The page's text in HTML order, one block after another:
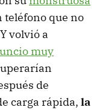
teléfono que no
volvió a
muy
de
carga rápida, la